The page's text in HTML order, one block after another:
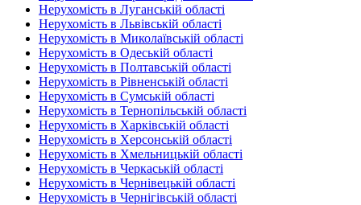
Нерухомість в Луганській області
Нерухомість в Львівській області
Нерухомість в Миколаївській області
Нерухомість в Одеській області
Нерухомість в Полтавській області
Нерухомість в Рівненській області
Нерухомість в Сумській області
Нерухомість в Тернопільській області
Нерухомість в Харківській області
Нерухомість в Херсонській області
Нерухомість в Хмельницькій області
Нерухомість в Черкаській області
Нерухомість в Чернівецькій області
Нерухомість в Чернігівській області